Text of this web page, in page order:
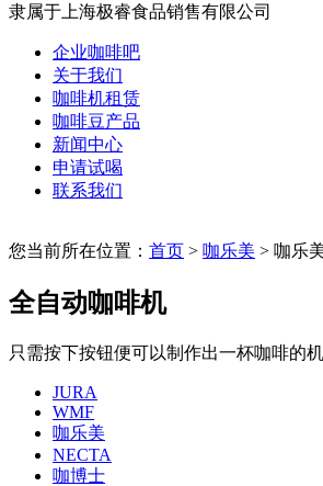
隶属于上海极睿食品销售有限公司
企业咖啡吧
关于我们
咖啡机租赁
咖啡豆产品
新闻中心
申请试喝
联系我们
您当前所在位置： 首页 > 咖乐美 > 咖乐
全自动咖啡机
只需按下按钮便可以制作出一杯咖啡的
JURA
WMF
咖乐美
NECTA
咖博士